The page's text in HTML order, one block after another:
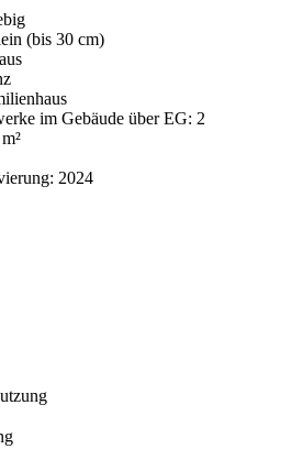
(bis 30 cm)
im Gebäude über EG: 2
2024